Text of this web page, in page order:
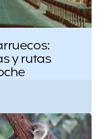
y rutas